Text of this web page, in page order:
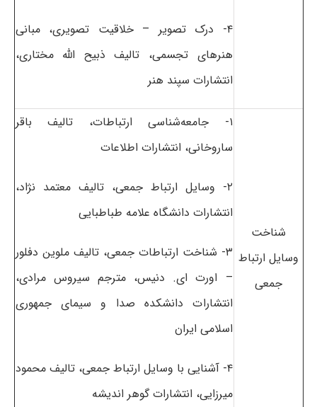
۴- درک تصویر – خلاقیت تصویری، مبانی
هنرهای تجسمی، تالیف ذبیح الله مختاری،
انتشارات سپند هنر
شناخت
وسایل ارتباط
جمعی
۱- جامعه‌شناسی ارتباطات، تالیف باقر
ساروخانی، انتشارات اطلاعات
۲- وسایل ارتباط جمعی، تالیف معتمد نژاد،
انتشارات دانشگاه علامه طباطبایی
۳- شناخت ارتباطات جمعی، تالیف ملوین دفلور
– اورت ای. دنیس، مترجم سیروس مرادی،
انتشارات دانشکده صدا و سیمای جمهوری
اسلامی ایران
۴- آشنایی با وسایل ارتباط جمعی، تالیف محمود
میرزایی، انتشارات گوهر اندیشه